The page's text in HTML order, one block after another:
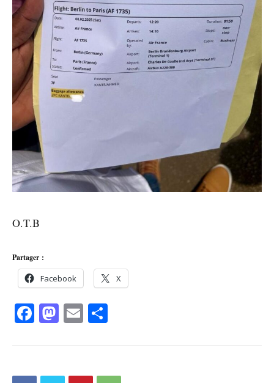
O.T.B
Partager :
Facebook X
Facebook
Mastodon
Email